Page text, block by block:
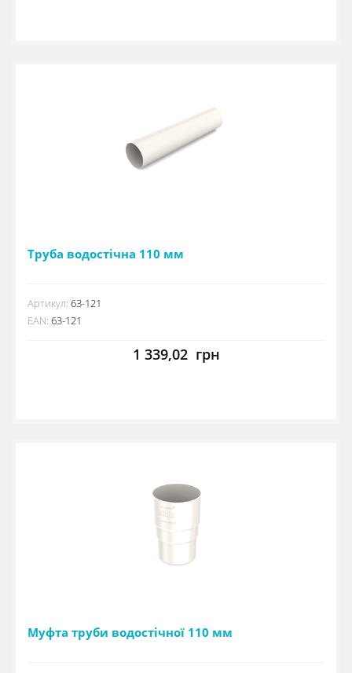
Труба водостічна 110 мм
Артикул: 63-121
EAN: 63-121
1 339,02грн
Муфта труби водостічної 110 мм